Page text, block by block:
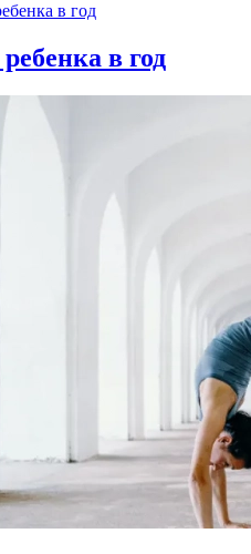
в год